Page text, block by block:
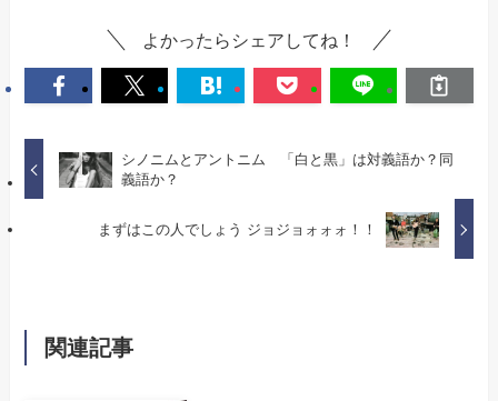
よかったらシェアしてね！
シノニムとアントニム 「白と黒」は対義語か？同
義語か？
まずはこの人でしょう ジョジョォォォ！！
関連記事